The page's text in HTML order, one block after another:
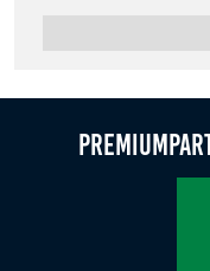
Zweck:
Dieser Cookie